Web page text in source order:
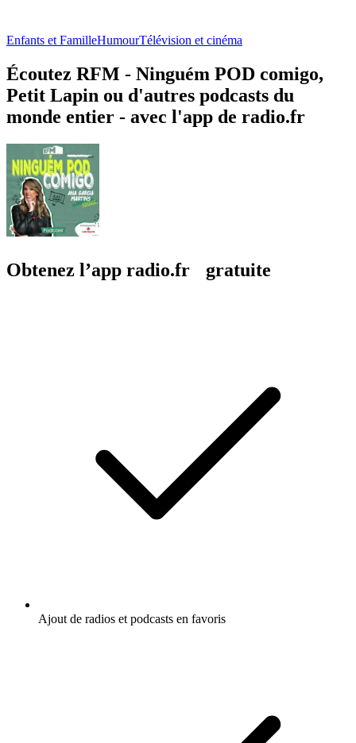
Enfants et FamilleHumourTélévision et cinéma
Écoutez RFM - Ninguém POD comigo,
Petit Lapin ou d'autres podcasts du
monde entier - avec l'app de radio.fr
Obtenez l’app radio.fr gratuite
Ajout de radios et podcasts en favoris